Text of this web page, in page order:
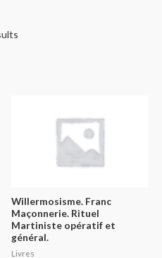
Willermosisme. Franc
Maçonnerie. Rituel
Martiniste opératif et
général.
Livres